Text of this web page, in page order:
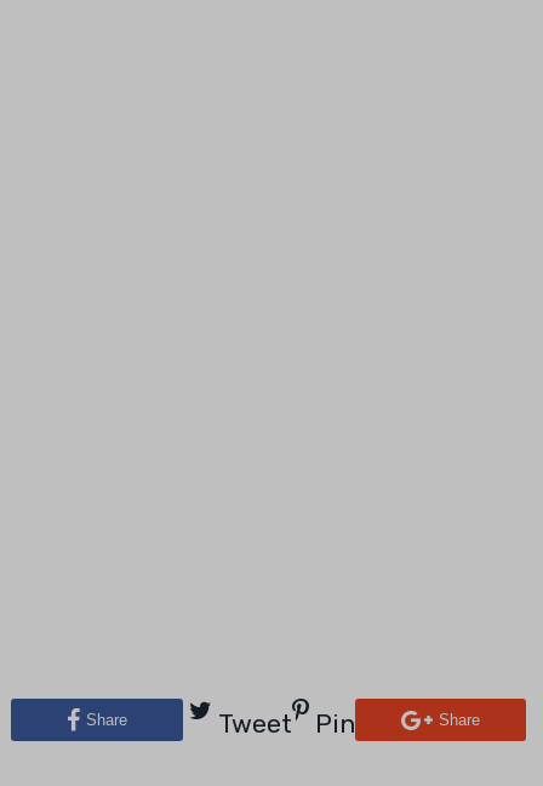
Share Tweet Pin Share